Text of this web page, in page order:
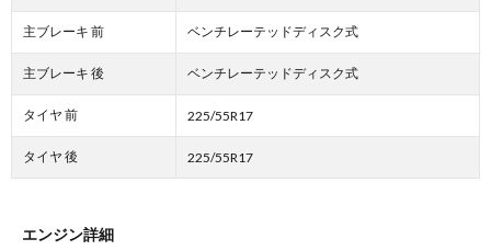
主ブレーキ 前 ベンチレーテッドディスク式
主ブレーキ 後 ベンチレーテッドディスク式
タイヤ 前 225/55R17
タイヤ 後 225/55R17
エンジン詳細